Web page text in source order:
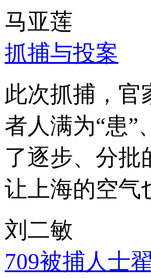
马亚莲
抓捕与投案
此次抓捕，官
者人满为“患”
了逐步、分批
让上海的空气
刘二敏
709被捕人士